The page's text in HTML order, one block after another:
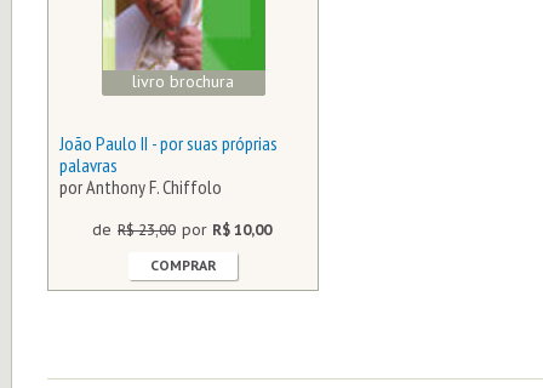
livro brochura
João Paulo II - por suas próprias
palavras
por Anthony F. Chiffolo
de R$ 23,00 por R$ 10,00
COMPRAR